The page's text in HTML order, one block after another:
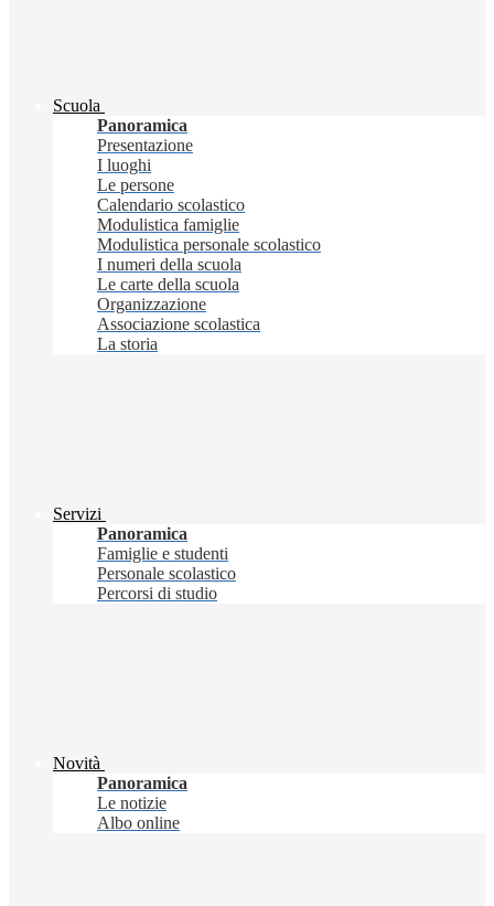
Scuola
Panoramica
Presentazione
I luoghi
Le persone
Calendario scolastico
Modulistica famiglie
Modulistica personale scolastico
I numeri della scuola
Le carte della scuola
Organizzazione
Associazione scolastica
La storia
Servizi
Panoramica
Famiglie e studenti
Personale scolastico
Percorsi di studio
Novità
Panoramica
Le notizie
Albo online